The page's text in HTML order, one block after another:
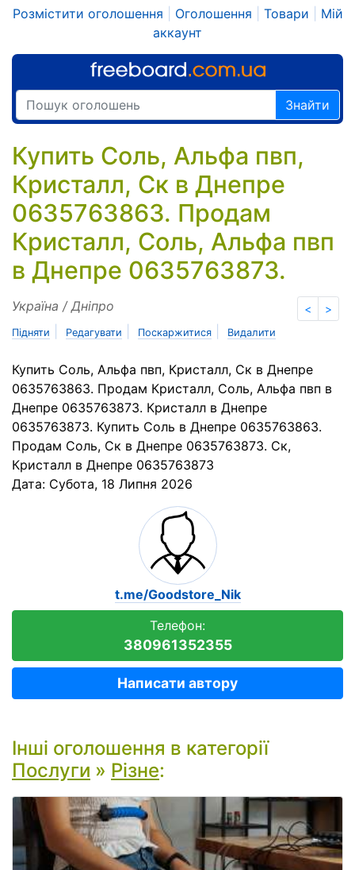
Розмістити оголошення Оголошення Товари
Мій
аккаунт
Знайти
Купить Соль, Альфа пвп,
Кристалл, Ск в Днепре
0635763863. Продам
Кристалл, Соль, Альфа пвп
в Днепре 0635763873.
< >
Україна / Дніпро
Підняти Редагувати Поскаржитися Видалити
Купить Соль, Альфа пвп, Кристалл, Ск в Днепре
0635763863. Продам Кристалл, Соль, Альфа пвп в
Днепре 0635763873. Кристалл в Днепре
0635763873. Купить Соль в Днепре 0635763863.
Продам Соль, Ск в Днепре 0635763873. Ск,
Кристалл в Днепре 0635763873
Дата: Субота, 18 Липня 2026
t.me/Goodstore_Nik
Телефон:
380961352355
Написати автору
Інші оголошення в категорії
Послуги » Різне: